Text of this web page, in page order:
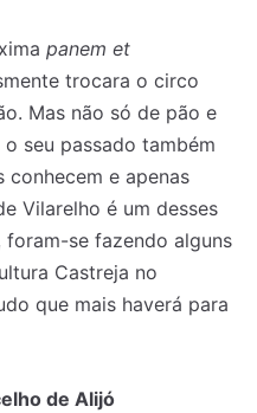
panem et
trocara o circo
Mas não só de pão e
seu passado também
conhecem e apenas
Vilarelho é um desses
se fazendo alguns
Castreja no
que mais haverá para
de Alijó